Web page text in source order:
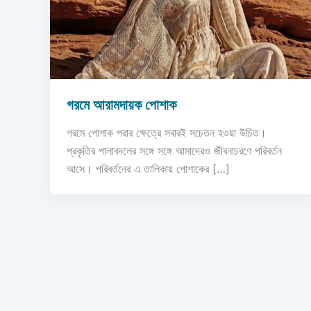
গরমে আরামদায়ক পোশাক
গরমে পোশাক পরার ক্ষেত্রে সবারই সচেতন হওয়া উচিত।
প্রকৃতির পালাবদলের সঙ্গে সঙ্গে আমাদেরও জীবনাচরণে পরিবর্তন
আসে। পরিবর্তনের এ তালিকায় পোশাকের […]